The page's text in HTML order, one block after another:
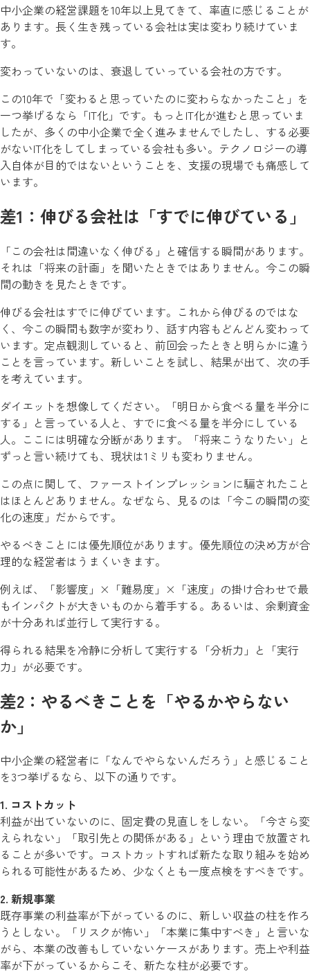
中小企業の経営課題を10年以上見てきて、率直に感じることが
あります。長く生き残っている会社は実は変わり続けていま
す。
変わっていないのは、衰退していっている会社の方です。
この10年で「変わると思っていたのに変わらなかったこと」を
一つ挙げるなら「IT化」です。もっとIT化が進むと思っていま
したが、多くの中小企業で全く進みませんでしたし、する必要
がないIT化をしてしまっている会社も多い。テクノロジーの導
入自体が目的ではないということを、支援の現場でも痛感して
います。
差1：伸びる会社は「すでに伸びている」
「この会社は間違いなく伸びる」と確信する瞬間があります。
それは「将来の計画」を聞いたときではありません。今この瞬
間の動きを見たときです。
伸びる会社はすでに伸びています。これから伸びるのではな
く、今この瞬間も数字が変わり、話す内容もどんどん変わって
います。定点観測していると、前回会ったときと明らかに違う
ことを言っています。新しいことを試し、結果が出て、次の手
を考えています。
ダイエットを想像してください。「明日から食べる量を半分に
する」と言っている人と、すでに食べる量を半分にしている
人。ここには明確な分断があります。「将来こうなりたい」と
ずっと言い続けても、現状は1ミリも変わりません。
この点に関して、ファーストインプレッションに騙されたこと
はほとんどありません。なぜなら、見るのは「今この瞬間の変
化の速度」だからです。
やるべきことには優先順位があります。優先順位の決め方が合
理的な経営者はうまくいきます。
例えば、「影響度」×「難易度」×「速度」の掛け合わせで最
もインパクトが大きいものから着手する。あるいは、余剰資金
が十分あれば並行して実行する。
得られる結果を冷静に分析して実行する「分析力」と「実行
力」が必要です。
差2：やるべきことを「やるかやらない
か」
中小企業の経営者に「なんでやらないんだろう」と感じること
を3つ挙げるなら、以下の通りです。
1. コストカット
利益が出ていないのに、固定費の見直しをしない。「今さら変
えられない」「取引先との関係がある」という理由で放置され
ることが多いです。コストカットすれば新たな取り組みを始め
られる可能性があるため、少なくとも一度点検をすべきです。
2. 新規事業
既存事業の利益率が下がっているのに、新しい収益の柱を作ろ
うとしない。「リスクが怖い」「本業に集中すべき」と言いな
がら、本業の改善もしていないケースがあります。売上や利益
率が下がっているからこそ、新たな柱が必要です。